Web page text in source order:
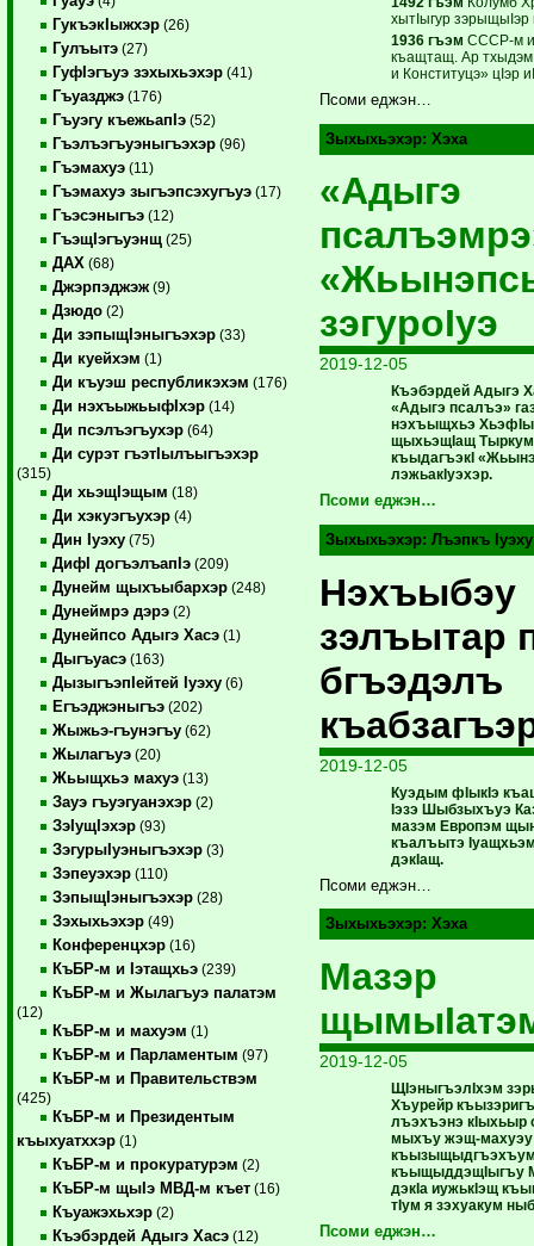
ГукъэкIыжхэр (26)
Гулъытэ (27)
ГуфIэгъуэ зэхыхьэхэр (41)
Гъуазджэ (176)
Гъуэгу къежьапIэ (52)
Гъэлъэгъуэныгъэхэр (96)
Гъэмахуэ (11)
Гъэмахуэ зыгъэпсэхугъуэ (17)
Гъэсэныгъэ (12)
ГъэщIэгъуэнщ (25)
ДАХ (68)
Джэрпэджэж (9)
Дзюдо (2)
Ди зэпыщIэныгъэхэр (33)
Ди куейхэм (1)
Ди къуэш республикэхэм (176)
Ди нэхъыжьыфIхэр (14)
Ди псэлъэгъухэр (64)
Ди сурэт гъэтIылъыгъэхэр
(315)
Ди хьэщIэщым (18)
Ди хэкуэгъухэр (4)
Дин Iуэху (75)
ДифI догъэлъапIэ (209)
Дунейм щыхъыбархэр (248)
Дунеймрэ дэрэ (2)
Дунейпсо Адыгэ Хасэ (1)
Дыгъуасэ (163)
ДызыгъэпIейтей Iуэху (6)
Егъэджэныгъэ (202)
Жыжьэ-гъунэгъу (62)
Жылагъуэ (20)
Жьыщхьэ махуэ (13)
Зауэ гъуэгуанэхэр (2)
ЗэIущIэхэр (93)
ЗэгурыIуэныгъэхэр (3)
Зэпеуэхэр (110)
ЗэпыщIэныгъэхэр (28)
Зэхыхьэхэр (49)
Конференцхэр (16)
КъБР-м и Iэтащхьэ (239)
КъБР-м и Жылагъуэ палатэм
(12)
КъБР-м и махуэм (1)
КъБР-м и Парламентым (97)
КъБР-м и Правительствэм
(425)
КъБР-м и Президентым
къыхуатххэр (1)
КъБР-м и прокуратурэм (2)
КъБР-м щыIэ МВД-м къет (16)
Къуажэхьхэр (2)
Къэбэрдей Адыгэ Хасэ (12)
хытIыгур зэрыщыIэр
1936 гъэм СССР-м и
къащтащ. Ар
и Конституцэ» цIэр
Псоми еджэн…
Зыхыхьэхэр:Хэха
«Адыгэ
зэгуроIуэ
2019-12-05
Къэбэрдей Адыгэ
«Адыгэ псалъэ»
нэхъыщхьэ
щыхьэщIащ
къыдагъэкI
лэжьакIуэхэр.
Псоми еджэн…
Зыхыхьэхэр:Лъэпкъ Iуэху
Нэхъыбэу
зэлъытар
бгъэдэлъ
2019-12-05
Куэдым фIыкIэ
Iэзэ Шыбзыхъуэ
мазэм Европэм
къалъытэ
дэкIащ.
Псоми еджэн…
Зыхыхьэхэр:Хэха
Мазэр
2019-12-05
ЩIэныгъэлIхэм
Хъурейр
лъэхъэнэ кIыхьыр
мыхъу жэщ-махуэу
къыщыддэщIыгъу
дэкIа иужькIэщ
тIум я зэхуакум
Псоми еджэн…